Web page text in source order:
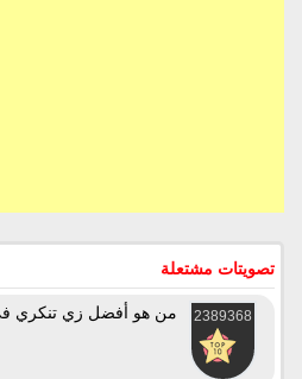
تصويتات مشتعلة
2389368 من هو أفضل زي تنكري